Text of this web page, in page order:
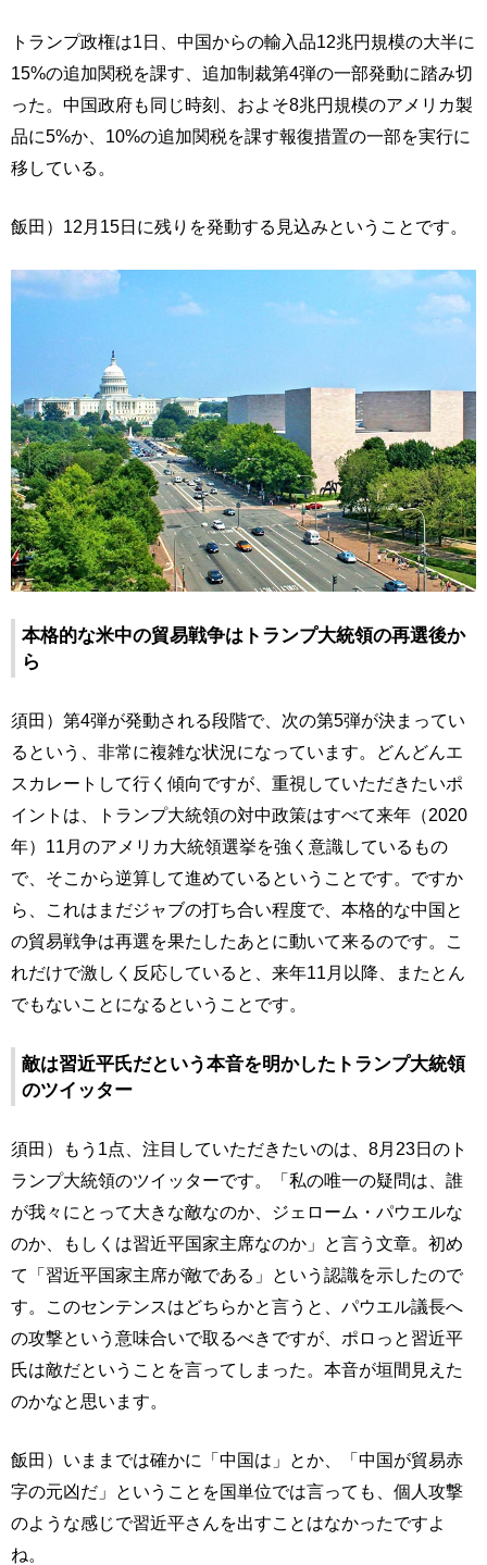
トランプ政権は1日、中国からの輸入品12兆円規模の大半に
15%の追加関税を課す、追加制裁第4弾の一部発動に踏み切
った。中国政府も同じ時刻、およそ8兆円規模のアメリカ製
品に5%か、10%の追加関税を課す報復措置の一部を実行に
移している。
飯田）12月15日に残りを発動する見込みということです。
本格的な米中の貿易戦争はトランプ大統領の再選後か
ら
須田）第4弾が発動される段階で、次の第5弾が決まってい
るという、非常に複雑な状況になっています。どんどんエ
スカレートして行く傾向ですが、重視していただきたいポ
イントは、トランプ大統領の対中政策はすべて来年（2020
年）11月のアメリカ大統領選挙を強く意識しているもの
で、そこから逆算して進めているということです。ですか
ら、これはまだジャブの打ち合い程度で、本格的な中国と
の貿易戦争は再選を果たしたあとに動いて来るのです。こ
れだけで激しく反応していると、来年11月以降、またとん
でもないことになるということです。
敵は習近平氏だという本音を明かしたトランプ大統領
のツイッター
須田）もう1点、注目していただきたいのは、8月23日のト
ランプ大統領のツイッターです。「私の唯一の疑問は、誰
が我々にとって大きな敵なのか、ジェローム・パウエルな
のか、もしくは習近平国家主席なのか」と言う文章。初め
て「習近平国家主席が敵である」という認識を示したので
す。このセンテンスはどちらかと言うと、パウエル議長へ
の攻撃という意味合いで取るべきですが、ポロっと習近平
氏は敵だということを言ってしまった。本音が垣間見えた
のかなと思います。
飯田）いままでは確かに「中国は」とか、「中国が貿易赤
字の元凶だ」ということを国単位では言っても、個人攻撃
のような感じで習近平さんを出すことはなかったですよ
ね。